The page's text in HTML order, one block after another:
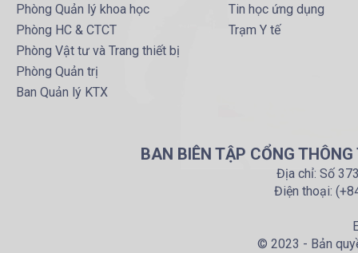
Phòng Quản lý khoa học
Phòng HC & CTCT
Phòng Vật tư và Trang thiết bị
Phòng Quản trị
Ban Quản lý KTX
Tin học ứng dụng
Trạm Y tế
BAN BIÊN TẬP CỔNG
Địa chỉ: Số
Điện thoại:
© 2023 - Bản